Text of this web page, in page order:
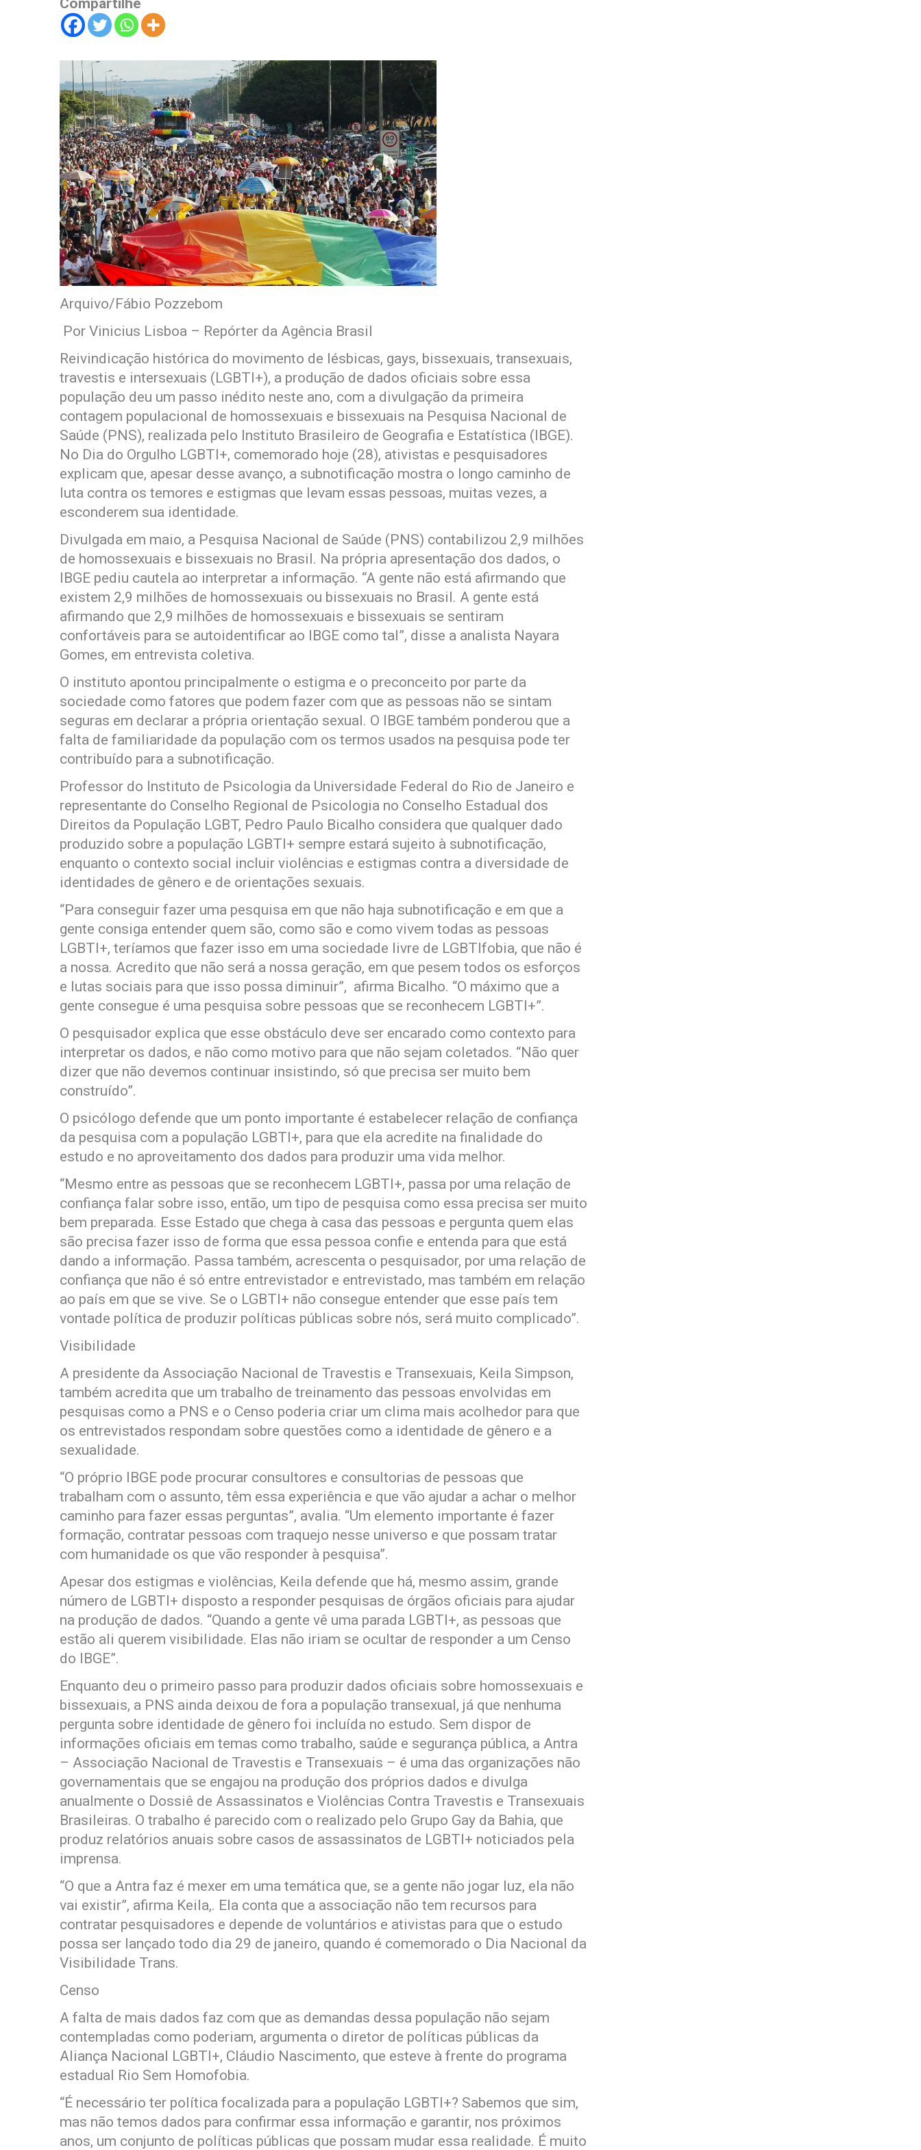
Compartilhe
Arquivo/Fábio Pozzebom
Por Vinicius Lisboa – Repórter da Agência Brasil
Reivindicação histórica do movimento de lésbicas, gays, bissexuais, transexuais,
travestis e intersexuais (LGBTI+), a produção de dados oficiais sobre essa
população deu um passo inédito neste ano, com a divulgação da primeira
contagem populacional de homossexuais e bissexuais na Pesquisa Nacional de
Saúde (PNS), realizada pelo Instituto Brasileiro de Geografia e Estatística (IBGE).
No Dia do Orgulho LGBTI+, comemorado hoje (28), ativistas e pesquisadores
explicam que, apesar desse avanço, a subnotificação mostra o longo caminho de
luta contra os temores e estigmas que levam essas pessoas, muitas vezes, a
esconderem sua identidade.
Divulgada em maio, a Pesquisa Nacional de Saúde (PNS) contabilizou 2,9 milhões
de homossexuais e bissexuais no Brasil. Na própria apresentação dos dados, o
IBGE pediu cautela ao interpretar a informação. “A gente não está afirmando que
existem 2,9 milhões de homossexuais ou bissexuais no Brasil. A gente está
afirmando que 2,9 milhões de homossexuais e bissexuais se sentiram
confortáveis para se autoidentificar ao IBGE como tal”, disse a analista Nayara
Gomes, em entrevista coletiva.
O instituto apontou principalmente o estigma e o preconceito por parte da
sociedade como fatores que podem fazer com que as pessoas não se sintam
seguras em declarar a própria orientação sexual. O IBGE também ponderou que a
falta de familiaridade da população com os termos usados na pesquisa pode ter
contribuído para a subnotificação.
Professor do Instituto de Psicologia da Universidade Federal do Rio de Janeiro e
representante do Conselho Regional de Psicologia no Conselho Estadual dos
Direitos da População LGBT, Pedro Paulo Bicalho considera que qualquer dado
produzido sobre a população LGBTI+ sempre estará sujeito à subnotificação,
enquanto o contexto social incluir violências e estigmas contra a diversidade de
identidades de gênero e de orientações sexuais.
“Para conseguir fazer uma pesquisa em que não haja subnotificação e em que a
gente consiga entender quem são, como são e como vivem todas as pessoas
LGBTI+, teríamos que fazer isso em uma sociedade livre de LGBTIfobia, que não é
a nossa. Acredito que não será a nossa geração, em que pesem todos os esforços
e lutas sociais para que isso possa diminuir”, afirma Bicalho. “O máximo que a
gente consegue é uma pesquisa sobre pessoas que se reconhecem LGBTI+”.
O pesquisador explica que esse obstáculo deve ser encarado como contexto para
interpretar os dados, e não como motivo para que não sejam coletados. “Não quer
dizer que não devemos continuar insistindo, só que precisa ser muito bem
construído”.
O psicólogo defende que um ponto importante é estabelecer relação de confiança
da pesquisa com a população LGBTI+, para que ela acredite na finalidade do
estudo e no aproveitamento dos dados para produzir uma vida melhor.
“Mesmo entre as pessoas que se reconhecem LGBTI+, passa por uma relação de
confiança falar sobre isso, então, um tipo de pesquisa como essa precisa ser muito
bem preparada. Esse Estado que chega à casa das pessoas e pergunta quem elas
são precisa fazer isso de forma que essa pessoa confie e entenda para que está
dando a informação. Passa também, acrescenta o pesquisador, por uma relação de
confiança que não é só entre entrevistador e entrevistado, mas também em relação
ao país em que se vive. Se o LGBTI+ não consegue entender que esse país tem
vontade política de produzir políticas públicas sobre nós, será muito complicado”.
Visibilidade
A presidente da Associação Nacional de Travestis e Transexuais, Keila Simpson,
também acredita que um trabalho de treinamento das pessoas envolvidas em
pesquisas como a PNS e o Censo poderia criar um clima mais acolhedor para que
os entrevistados respondam sobre questões como a identidade de gênero e a
sexualidade.
“O próprio IBGE pode procurar consultores e consultorias de pessoas que
trabalham com o assunto, têm essa experiência e que vão ajudar a achar o melhor
caminho para fazer essas perguntas”, avalia. “Um elemento importante é fazer
formação, contratar pessoas com traquejo nesse universo e que possam tratar
com humanidade os que vão responder à pesquisa”.
Apesar dos estigmas e violências, Keila defende que há, mesmo assim, grande
número de LGBTI+ disposto a responder pesquisas de órgãos oficiais para ajudar
na produção de dados. “Quando a gente vê uma parada LGBTI+, as pessoas que
estão ali querem visibilidade. Elas não iriam se ocultar de responder a um Censo
do IBGE”.
Enquanto deu o primeiro passo para produzir dados oficiais sobre homossexuais e
bissexuais, a PNS ainda deixou de fora a população transexual, já que nenhuma
pergunta sobre identidade de gênero foi incluída no estudo. Sem dispor de
informações oficiais em temas como trabalho, saúde e segurança pública, a Antra
– Associação Nacional de Travestis e Transexuais – é uma das organizações não
governamentais que se engajou na produção dos próprios dados e divulga
anualmente o Dossiê de Assassinatos e Violências Contra Travestis e Transexuais
Brasileiras. O trabalho é parecido com o realizado pelo Grupo Gay da Bahia, que
produz relatórios anuais sobre casos de assassinatos de LGBTI+ noticiados pela
imprensa.
“O que a Antra faz é mexer em uma temática que, se a gente não jogar luz, ela não
vai existir”, afirma Keila,. Ela conta que a associação não tem recursos para
contratar pesquisadores e depende de voluntários e ativistas para que o estudo
possa ser lançado todo dia 29 de janeiro, quando é comemorado o Dia Nacional da
Visibilidade Trans.
Censo
A falta de mais dados faz com que as demandas dessa população não sejam
contempladas como poderiam, argumenta o diretor de políticas públicas da
Aliança Nacional LGBTI+, Cláudio Nascimento, que esteve à frente do programa
estadual Rio Sem Homofobia.
“É necessário ter política focalizada para a população LGBTI+? Sabemos que sim,
mas não temos dados para confirmar essa informação e garantir, nos próximos
anos, um conjunto de políticas públicas que possam mudar essa realidade. É muito